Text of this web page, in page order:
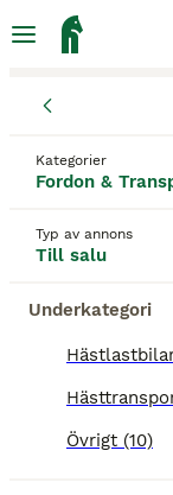
Kategorier
Fordon &
Typ av annons
Till salu
Underkategori
Övrigt (10)
Denna annons
Vi har